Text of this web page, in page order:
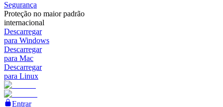
Segurança
Proteção no maior padrão
internacional
Descarregar
para Windows
Descarregar
para Mac
Descarregar
para Linux
Entrar